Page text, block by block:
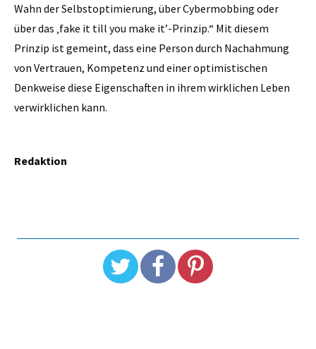
Wahn der Selbstoptimierung, über Cybermobbing oder
über das ‚fake it till you make it’-Prinzip.“ Mit diesem
Prinzip ist gemeint, dass eine Person durch Nachahmung
von Vertrauen, Kompetenz und einer optimistischen
Denkweise diese Eigenschaften in ihrem wirklichen Leben
verwirklichen kann.
Redaktion